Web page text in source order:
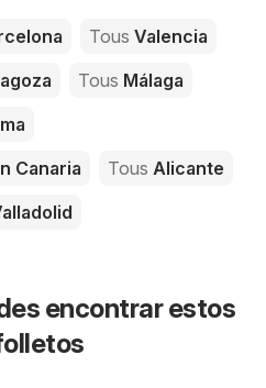
Tous Valencia
Tous Málaga
Canaria Tous Alicante
encontrar estos